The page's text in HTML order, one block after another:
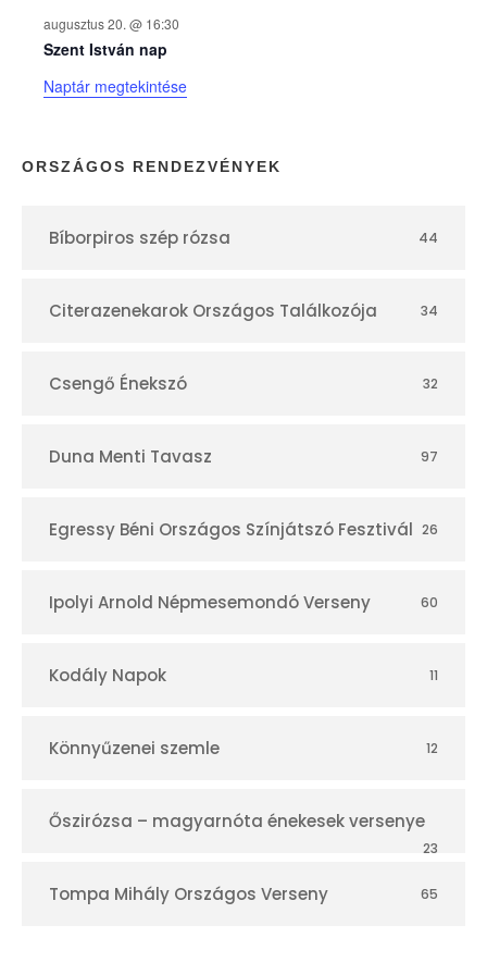
n
a
p
r
augusztus 20. @ 16:30
Szent István nap
Naptár megtekintése
ORSZÁGOS RENDEZVÉNYEK
Bíborpiros szép rózsa 44
Citerazenekarok Országos Találkozója 34
Csengő Énekszó 32
Duna Menti Tavasz 97
Egressy Béni Országos Színjátszó Fesztivál 26
Ipolyi Arnold Népmesemondó Verseny 60
Kodály Napok 11
Könnyűzenei szemle 12
Őszirózsa – magyarnóta énekesek versenye
23
Tompa Mihály Országos Verseny 65